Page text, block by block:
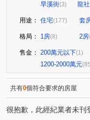
旱溪街(3) 龍
用途： 住宅(177) 套
格局： 1房(8) 2房
售金： 200萬元以下(1)
1200-2000萬元
共有0個符合要求的房屋
很抱歉，此經紀業者未刊